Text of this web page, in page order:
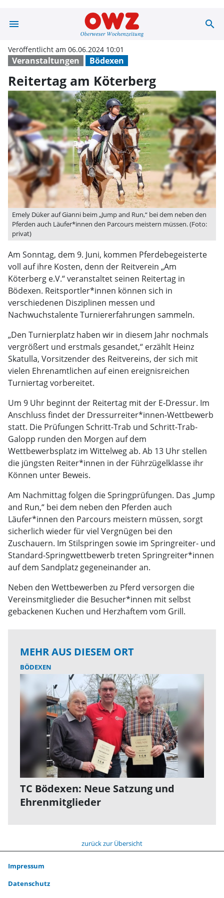
menu Reitertag am search
Veranstaltungen Bödexen
Veröffentlicht am 06.06.2024 10:01
Reitertag am Köterberg
Emely Düker auf Gianni beim „Jump and Run,“ bei dem neben den
Pferden auch Läufer*innen den Parcours meistern müssen. (Foto:
privat)
Am Sonntag, dem 9. Juni, kommen Pferdebegeisterte
voll auf ihre Kosten, denn der Reitverein „Am
Köterberg e.V.“ veranstaltet seinen Reitertag in
Bödexen. Reitsportler*innen können sich in
verschiedenen Disziplinen messen und
Nachwuchstalente Turniererfahrungen sammeln.
„Den Turnierplatz haben wir in diesem Jahr nochmals
vergrößert und erstmals gesandet,“ erzählt Heinz
Skatulla, Vorsitzender des Reitvereins, der sich mit
vielen Ehrenamtlichen auf einen ereignisreichen
Turniertag vorbereitet.
Um 9 Uhr beginnt der Reitertag mit der E-Dressur. Im
Anschluss findet der Dressurreiter*innen-Wettbewerb
statt. Die Prüfungen Schritt-Trab und Schritt-Trab-
Galopp runden den Morgen auf dem
Wettbewerbsplatz im Wittelweg ab. Ab 13 Uhr stellen
die jüngsten Reiter*innen in der Führzügelklasse ihr
Können unter Beweis.
Am Nachmittag folgen die Springprüfungen. Das „Jump
and Run,“ bei dem neben den Pferden auch
Läufer*innen den Parcours meistern müssen, sorgt
sicherlich wieder für viel Vergnügen bei den
Zuschauern. Im Stilspringen sowie im Springreiter- und
Standard-Springwettbewerb treten Springreiter*innen
auf dem Sandplatz gegeneinander an.
Neben den Wettbewerben zu Pferd versorgen die
Vereinsmitglieder die Besucher*innen mit selbst
gebackenen Kuchen und Herzhaftem vom Grill.
MEHR AUS DIESEM ORT
BÖDEXEN
TC Bödexen: Neue Satzung und
Ehrenmitglieder
zurück zur Übersicht
Impressum
Datenschutz